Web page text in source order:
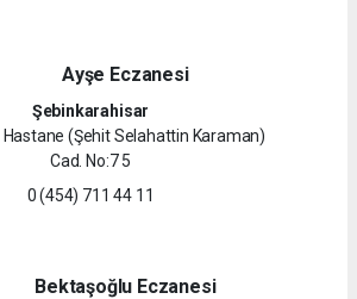
Ayşe Eczanesi
Şebinkarahisar
Hastane (Şehit Selahattin Karaman)
Cad. No:7 5
0 (454) 711 44 11
Bektaşoğlu Eczanesi